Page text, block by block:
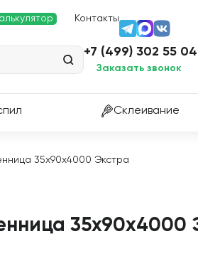
Контакты
+7 (499) 302 55 04
Заказать звонок
Склеивание
35х90х4000 Экстра
35х90х4000